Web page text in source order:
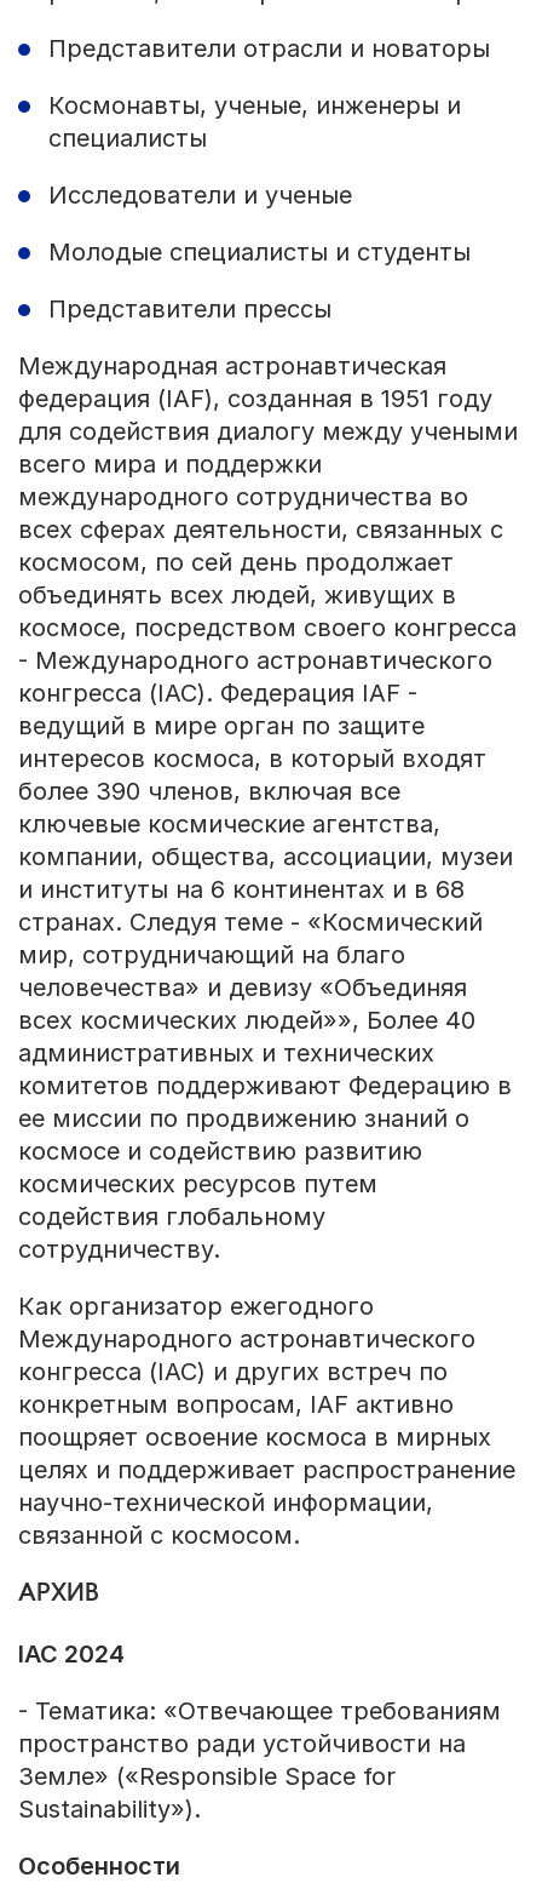
Представители отрасли и новаторы
Космонавты, ученые, инженеры и
специалисты
Исследователи и ученые
Молодые специалисты и студенты
Представители прессы
Международная астронавтическая
федерация (IAF), созданная в 1951 году
для содействия диалогу между учеными
всего мира и поддержки
международного сотрудничества во
всех сферах деятельности, связанных с
космосом, по сей день продолжает
объединять всех людей, живущих в
космосе, посредством своего конгресса
- Международного астронавтического
конгресса (IAC). Федерация IAF -
ведущий в мире орган по защите
интересов космоса, в который входят
более 390 членов, включая все
ключевые космические агентства,
компании, общества, ассоциации, музеи
и институты на 6 континентах и в 68
странах. Следуя теме - «Космический
мир, сотрудничающий на благо
человечества» и девизу «Объединяя
всех космических людей»», Более 40
административных и технических
комитетов поддерживают Федерацию в
ее миссии по продвижению знаний о
космосе и содействию развитию
космических ресурсов путем
содействия глобальному
сотрудничеству.
Как организатор ежегодного
Международного астронавтического
конгресса (IAC) и других встреч по
конкретным вопросам, IAF активно
поощряет освоение космоса в мирных
целях и поддерживает распространение
научно-технической информации,
связанной с космосом.
АРХИВ
IAC 2024
- Тематика: «Отвечающее требованиям
пространство ради устойчивости на
Земле» («Responsible Space for
Sustainability»).
Особенности